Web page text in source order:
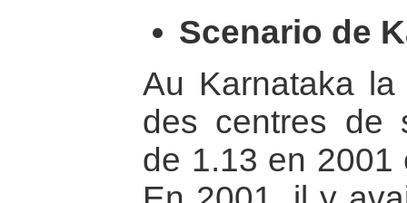
Scenario de
Au Karnataka la
des centres de
de 1.13 en 2001